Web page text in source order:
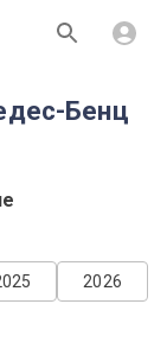
Бенц
2026